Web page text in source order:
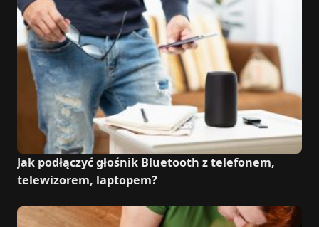
Jak podłączyć głośnik Bluetooth z telefonem,
telewizorem, laptopem?